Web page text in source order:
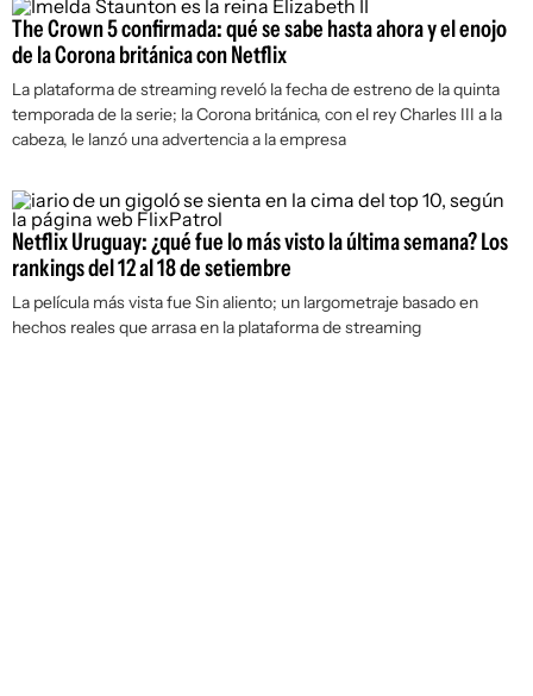
The Crown 5 confirmada: qué se sabe hasta ahora y el enojo
de la Corona británica con Netflix
La plataforma de streaming reveló la fecha de estreno de la quinta
temporada de la serie; la Corona británica, con el rey Charles III a la
cabeza, le lanzó una advertencia a la empresa
Netflix Uruguay: ¿qué fue lo más visto la última semana? Los
rankings del 12 al 18 de setiembre
La película más vista fueSin aliento; un largometraje basado en
hechos reales que arrasa en la plataforma de streaming